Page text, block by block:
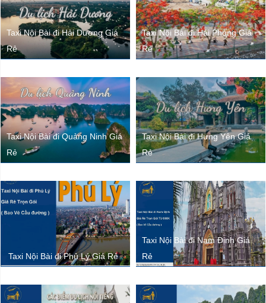
Taxi Nội Bài đi Hải Dương Giá
Rẻ
Taxi Nội Bài đi Hải Phòng Giá
Rẻ
Taxi Nội Bài đi Quảng Ninh Giá
Rẻ
Taxi Nội Bài đi Hưng Yên Giá
Rẻ
Taxi Nội Bài đi Phủ Lý Giá Rẻ
Taxi Nội Bài đi Nam Định Giá
Rẻ